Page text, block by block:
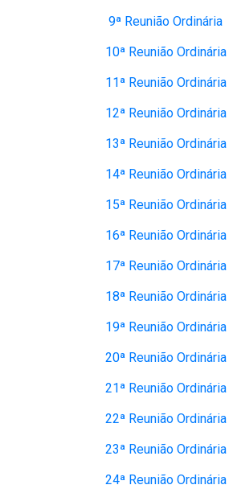
9ª Reunião Ordinária
10ª Reunião Ordinária
11ª Reunião Ordinária
12ª Reunião Ordinária
13ª Reunião Ordinária
14ª Reunião Ordinária
15ª Reunião Ordinária
16ª Reunião Ordinária
17ª Reunião Ordinária
18ª Reunião Ordinária
19ª Reunião Ordinária
20ª Reunião Ordinária
21ª Reunião Ordinária
22ª Reunião Ordinária
23ª Reunião Ordinária
24ª Reunião Ordinária